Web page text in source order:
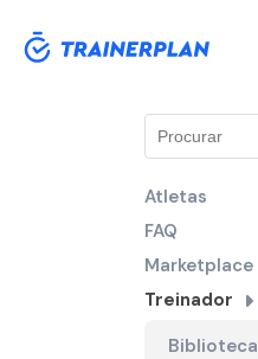
Atletas
FAQ
Marketplace
Treinador
Biblioteca